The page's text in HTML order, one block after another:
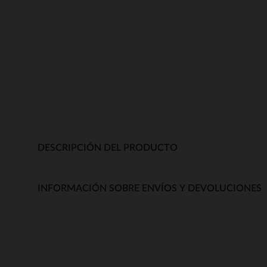
DESCRIPCIÓN DEL PRODUCTO
INFORMACIÓN SOBRE ENVÍOS Y DEVOLUCIONES